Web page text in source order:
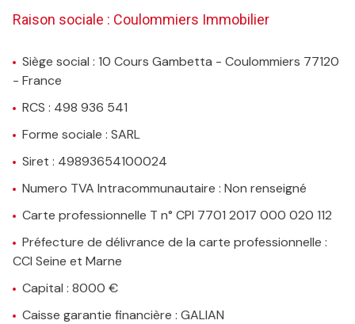
Estimation
Raison sociale : Coulommiers Immobilier
Siège social : 10 Cours Gambetta - Coulommiers 77120
- France
RCS : 498 936 541
Forme sociale : SARL
Siret : 49893654100024
Numero TVA Intracommunautaire : Non renseigné
Carte professionnelle T n° CPI 7701 2017 000 020 112
Préfecture de délivrance de la carte professionnelle :
CCI Seine et Marne
Capital : 8000 €
Caisse garantie financière : GALIAN